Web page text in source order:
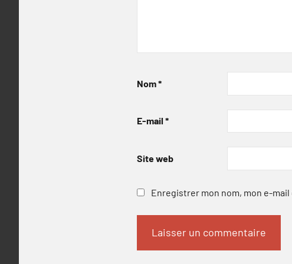
Nom*
E-mail *
Site web
Enregistrer mon nom, mon e-